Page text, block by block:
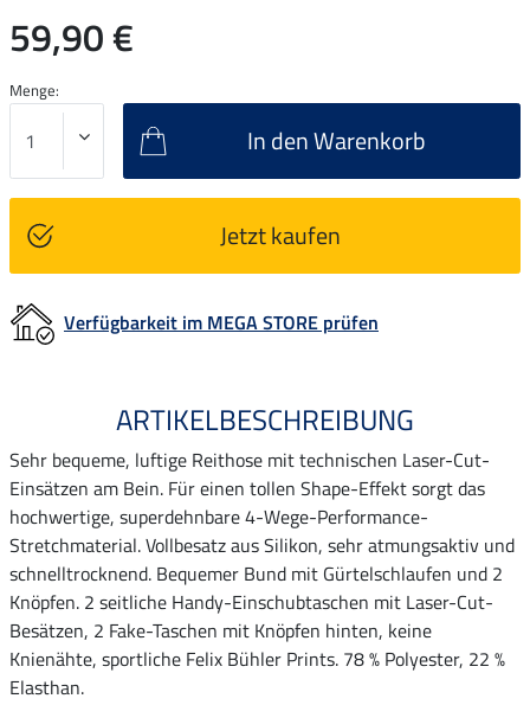
59,90 €
Menge:
In den Warenkorb
Jetzt kaufen
Verfügbarkeit im MEGA STORE prüfen
ARTIKELBESCHREIBUNG
Sehr bequeme, luftige Reithose mit technischen Laser-Cut-
Einsätzen am Bein. Für einen tollen Shape-Effekt sorgt das
hochwertige, superdehnbare 4-Wege-Performance-
Stretchmaterial. Vollbesatz aus Silikon, sehr atmungsaktiv und
schnelltrocknend. Bequemer Bund mit Gürtelschlaufen und 2
Knöpfen. 2 seitliche Handy-Einschubtaschen mit Laser-Cut-
Besätzen, 2 Fake-Taschen mit Knöpfen hinten, keine
Knienähte, sportliche Felix Bühler Prints. 78 % Polyester, 22 %
Elasthan.